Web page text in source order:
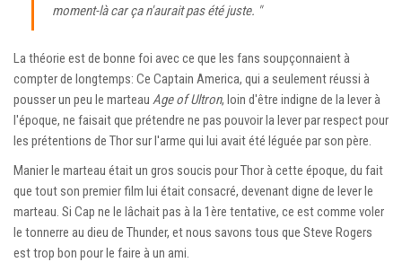
moment-là car ça n'aurait pas été juste. "
La théorie est de bonne foi avec ce que les fans soupçonnaient à
compter de longtemps: Ce Captain America, qui a seulement réussi à
pousser un peu le marteau Age of Ultron, loin d'être indigne de la lever à
l'époque, ne faisait que prétendre ne pas pouvoir la lever par respect pour
les prétentions de Thor sur l'arme qui lui avait été léguée par son père.
Manier le marteau était un gros soucis pour Thor à cette époque, du fait
que tout son premier film lui était consacré, devenant digne de lever le
marteau. Si Cap ne le lâchait pas à la 1ère tentative, ce est comme voler
le tonnerre au dieu de Thunder, et nous savons tous que Steve Rogers
est trop bon pour le faire à un ami.